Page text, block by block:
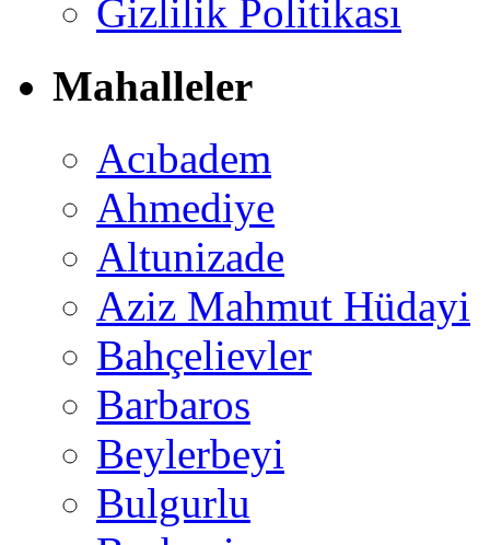
Gizlilik Politikası
Mahalleler
Acıbadem
Ahmediye
Altunizade
Aziz Mahmut Hüdayi
Bahçelievler
Barbaros
Beylerbeyi
Bulgurlu